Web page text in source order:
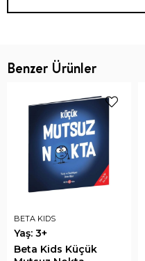
Benzer Ürünler
BETA KIDS
Yaş: 3+
Beta Kids Küçük